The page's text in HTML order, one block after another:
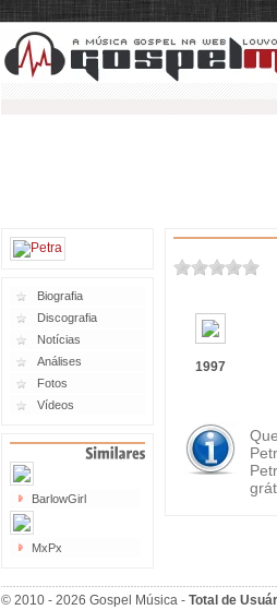
Biografia
Discografia
Notícias
Análises
Fotos
Vídeos
BarlowGirl
MxPx
1997
© 2010 - 2026 Gospel Música - Total de